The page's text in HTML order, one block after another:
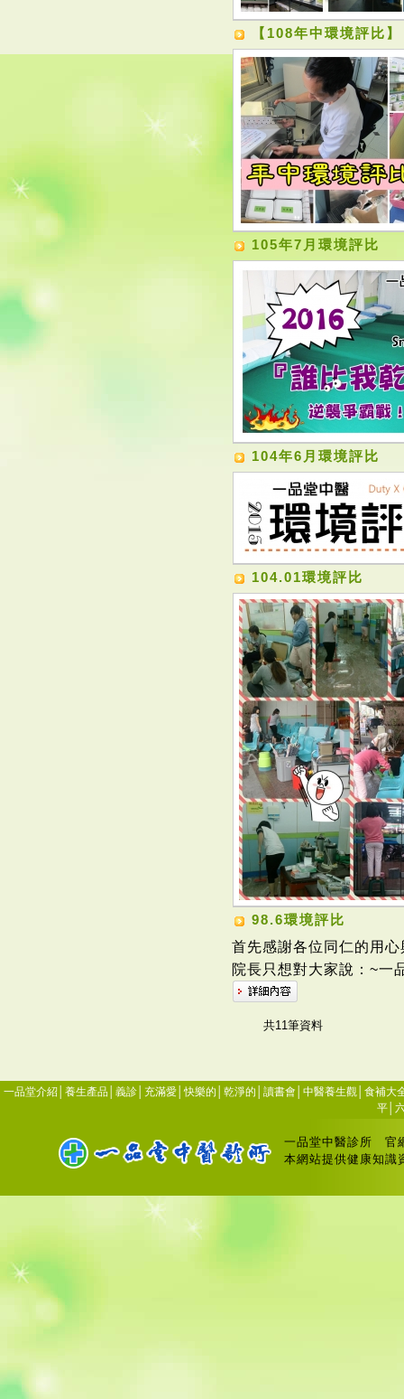
【108年中環境評比】
105年7月環境評比
104年6月環境評比
104.01環境評比
98.6環境評比
首先感謝各位同仁的用
院長只想對大家說：~一
共11筆資料
一品堂介紹 養生產品 義診 充滿愛 │快樂的 乾淨的 讀書會 中醫養生觀 食補大
平
一品堂中醫診所
官
本網站提供健康知